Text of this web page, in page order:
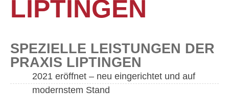
LIPTINGEN
SPEZIELLE LEISTUNGEN DER
PRAXIS LIPTINGEN
2021 eröffnet – neu eingerichtet und auf
modernstem Stand